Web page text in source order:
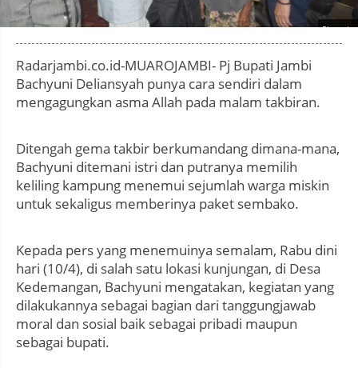
Photo by
Radarjambi.co.id-MUAROJAMBI- Pj Bupati Jambi
Bachyuni Deliansyah punya cara sendiri dalam
mengagungkan asma Allah pada malam takbiran.
Ditengah gema takbir berkumandang dimana-mana,
Bachyuni ditemani istri dan putranya memilih
keliling kampung menemui sejumlah warga miskin
untuk sekaligus memberinya paket sembako.
Kepada pers yang menemuinya semalam, Rabu dini
hari (10/4), di salah satu lokasi kunjungan, di Desa
Kedemangan, Bachyuni mengatakan, kegiatan yang
dilakukannya sebagai bagian dari tanggungjawab
moral dan sosial baik sebagai pribadi maupun
sebagai bupati.